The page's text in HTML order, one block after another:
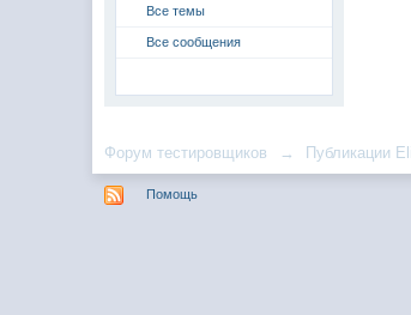
Все темы
Все сообщения
Форум тестировщиков → Публикации
Помощь